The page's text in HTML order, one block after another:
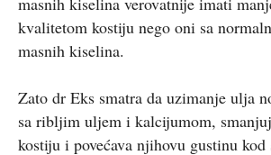
kvalitetom kostiju nego oni sa
masnih kiselina.
Zato dr Eks smatra da uzimanje ulja
sa ribljim uljem i kalcijumom,
kostiju i povećava njihovu gustinu kod